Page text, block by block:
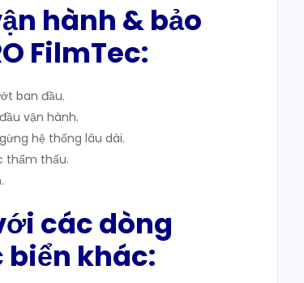
hành & bảo
FilmTec:
ban đầu.
vận hành.
hệ thống lâu dài.
thẩm thấu.
các dòng
biển khác: